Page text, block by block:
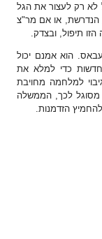
לא רק לעצור את הגל
הנדרשת, או אם מר"צ
תיפול, ובצדק.
הוא אמנם יכול
כדי למלא את
למלחמה מחויבת
מסוגל לכך, הממשלה
הזדמנות.